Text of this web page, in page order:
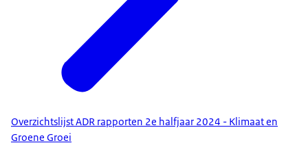
Overzichtslijst ADR rapporten 2e halfjaar 2024 - Klimaat en
Groene Groei